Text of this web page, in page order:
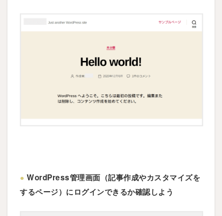
● WordPress管理画面（記事作成やカスタマイズを
するページ）にログインできるか確認しよう